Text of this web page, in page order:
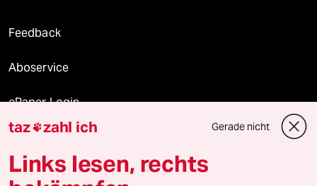
Feedback
Aboservice
ePaper Login
Downloads für Abonnierende
taz zahl ich Gerade nicht
Links lesen, rechts